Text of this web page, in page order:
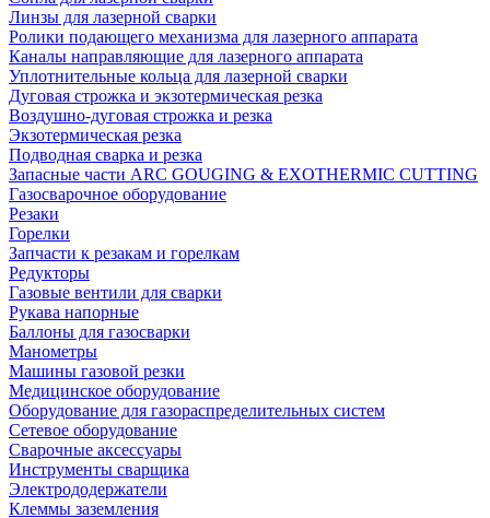
Линзы для лазерной сварки
Ролики подающего механизма для лазерного аппарата
Каналы направляющие для лазерного аппарата
Уплотнительные кольца для лазерной сварки
Дуговая строжка и экзотермическая резка
Воздушно-дуговая строжка и резка
Экзотермическая резка
Подводная сварка и резка
Запасные части ARC GOUGING & EXOTHERMIC CUTTING
Газосварочное оборудование
Резаки
Горелки
Запчасти к резакам и горелкам
Редукторы
Газовые вентили для сварки
Рукава напорные
Баллоны для газосварки
Манометры
Машины газовой резки
Медицинское оборудование
Оборудование для газораспределительных систем
Сетевое оборудование
Сварочные аксессуары
Инструменты сварщика
Электрододержатели
Клеммы заземления